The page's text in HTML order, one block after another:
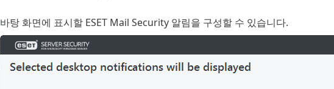
바탕 화면에 표시할 ESET Mail Security 알림을 구성할 수 있습니다.